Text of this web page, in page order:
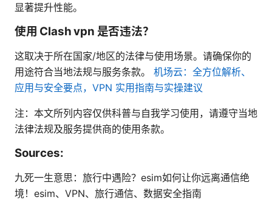
显著提升性能。
使用 Clash vpn 是否违法？
这取决于所在国家/地区的法律与使用场景。请确保你的
用途符合当地法规与服务条款。 机场云：全方位解析、
应用与安全要点，VPN 实用指南与实操建议
注：本文所列内容仅供科普与自我学习使用，请遵守当地
法律法规及服务提供商的使用条款。
Sources:
九死一生意思：旅行中遇险？esim如何让你远离通信绝
境！esim、VPN、旅行通信、数据安全指南